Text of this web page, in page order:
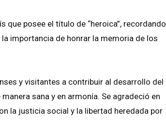
que posee el título de “heroica”, recordando
importancia de honrar la memoria de los
y visitantes a contribuir al desarrollo del
sana y en armonía. Se agradeció en
la justicia social y la libertad heredada por